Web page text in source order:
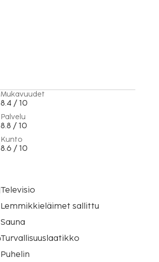
Mukavuudet
8.4 / 10
Palvelu
8.8 / 10
Kunto
8.6 / 10
Televisio
Lemmikkieläimet sallittu
Sauna
Turvallisuuslaatikko
Puhelin